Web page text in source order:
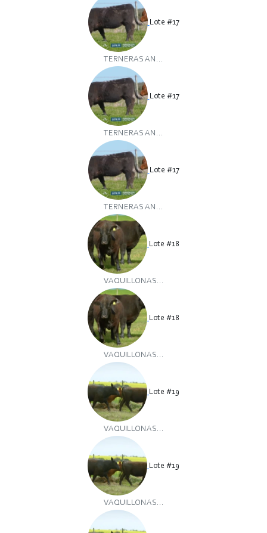
Lote #17
TERNERAS AN...
Lote #17
TERNERAS AN...
Lote #17
TERNERAS AN...
Lote #18
VAQUILLONAS...
Lote #18
VAQUILLONAS...
Lote #19
VAQUILLONAS...
Lote #19
VAQUILLONAS...